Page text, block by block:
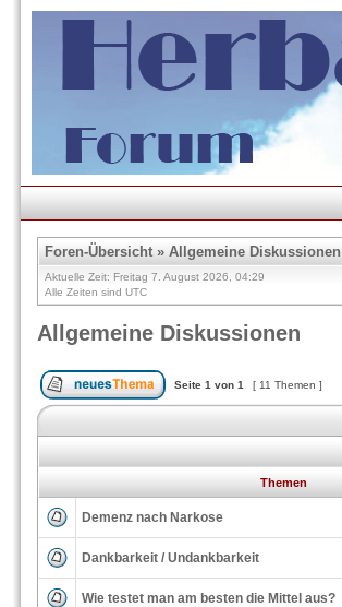
Foren-Übersicht» Allgemeine Diskussionen
Aktuelle Zeit: Freitag 7. August 2026, 04:29
Alle Zeiten sind UTC
Allgemeine Diskussionen
Seite 1 von 1 [ 11 Themen ]
Themen
Demenz nach Narkose
Dankbarkeit / Undankbarkeit
Wie testet man am besten die Mittel aus?